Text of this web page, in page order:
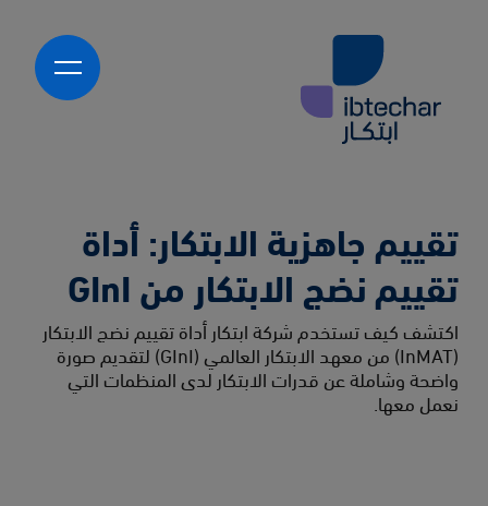
تقديم البرامج
تقييمات الجاهزية والنضج في الابتكار
تطوير استراتيجية الابتكار وخارطة الطريق
برامج الابتكار
مراكز الابتكار
برامج إثبات المفاهيم والبرامج التجريبية
المنتجات والخدمات الجاهزة للسوق
من نحن
مع من نعمل
القطاع الحكومي
تقييم جاهزية الابتكار: أداة
تقييم نضج الابتكار من GInI
اكتشف كيف تستخدم شركة ابتكار أداة تقييم نضج الابتكار
(InMAT) من معهد الابتكار العالمي (GInI) لتقديم صورة
واضحة وشاملة عن قدرات الابتكار لدى المنظمات التي
نعمل معها.